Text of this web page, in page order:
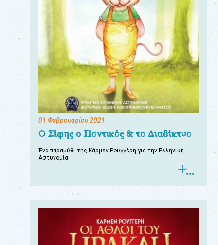
01 Φεβρουαρίου 2021
Ο Σίφης ο Ποντικός & το Διαδίκτυο
Ένα παραμύθι της Κάρμεν Ρουγγέρη για την Ελληνική
Αστυνομία